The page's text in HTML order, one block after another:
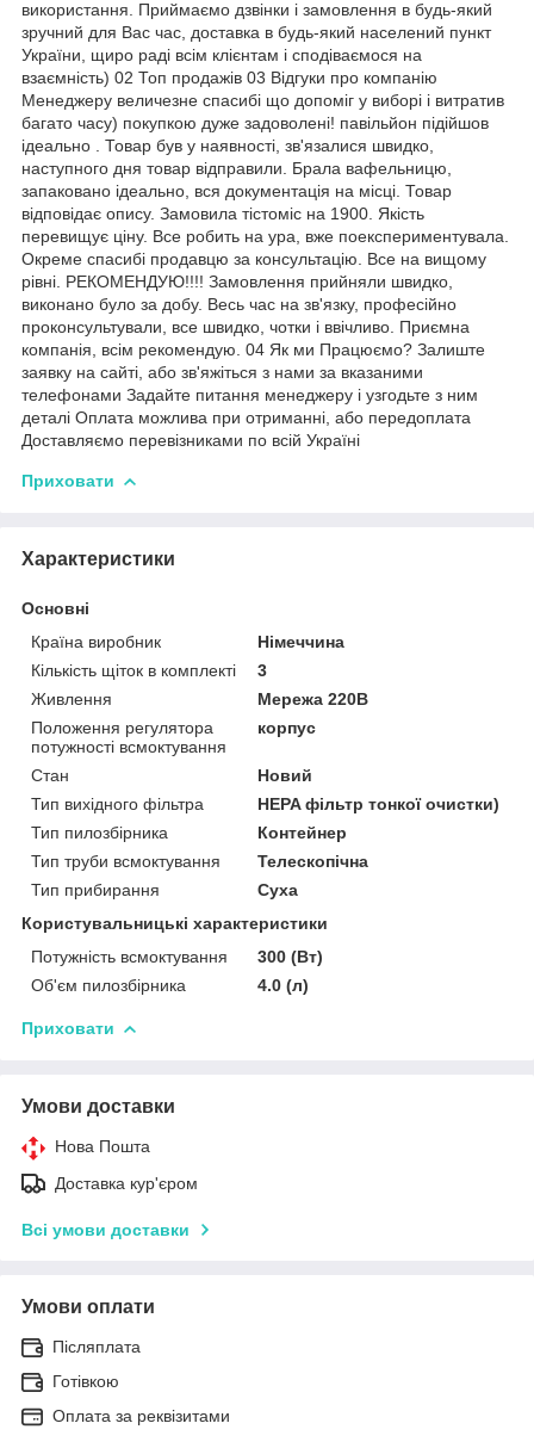
використання. Приймаємо дзвінки і замовлення в будь-який
зручний для Вас час, доставка в будь-який населений пункт
України, щиро раді всім клієнтам і сподіваємося на
взаємність) 02 Топ продажів 03 Відгуки про компанію
Менеджеру величезне спасибі що допоміг у виборі і витратив
багато часу) покупкою дуже задоволені! павільйон підійшов
ідеально . Товар був у наявності, зв'язалися швидко,
наступного дня товар відправили. Брала вафельницю,
запаковано ідеально, вся документація на місці. Товар
відповідає опису. Замовила тістоміс на 1900. Якість
перевищує ціну. Все робить на ура, вже поекспериментувала.
Окреме спасибі продавцю за консультацію. Все на вищому
рівні. РЕКОМЕНДУЮ!!!! Замовлення прийняли швидко,
виконано було за добу. Весь час на зв'язку, професійно
проконсультували, все швидко, чотки і ввічливо. Приємна
компанія, всім рекомендую. 04 Як ми Працюємо? Залиште
заявку на сайті, або зв'яжіться з нами за вказаними
телефонами Задайте питання менеджеру і узгодьте з ним
деталі Оплата можлива при отриманні, або передоплата
Доставляємо перевізниками по всій Україні
Приховати
Характеристики
Основні
Країна виробник
Німеччина
Кількість щіток в комплекті
3
Живлення
Мережа 220В
Положення регулятора
потужності всмоктування
корпус
Стан
Новий
Тип вихідного фільтра
HEPA фільтр тонкої очистки)
Тип пилозбірника
Контейнер
Тип труби всмоктування
Телескопічна
Тип прибирання
Суха
Користувальницькі характеристики
Потужність всмоктування
300 (Вт)
Об'єм пилозбірника
4.0 (л)
Приховати
Умови доставки
Нова Пошта
Доставка кур'єром
Всі умови доставки
Умови оплати
Післяплата
Готівкою
Оплата за реквізитами